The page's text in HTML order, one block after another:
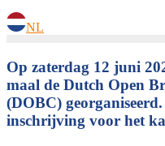
NL
Op zaterdag 12 juni
maal de Dutch Open
(DOBC)
inschrijving voor het